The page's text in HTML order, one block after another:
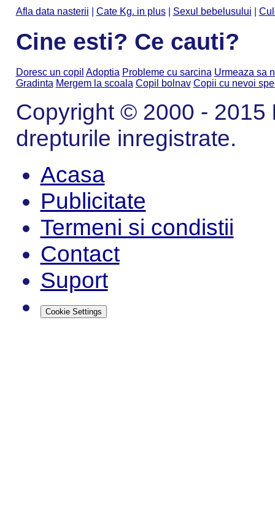
Afla data nasterii Cate Kg. in plus| Sexul bebelusului
Cine esti? Ce cauti?
Doresc un copil Adoptia Probleme cu sarcina Urmeaza sa
Gradinta Mergem la scoala Copil bolnav Copii cu nevoi
Copyright © 2000 - 2015
drepturile inregistrate.
Acasa
Publicitate
Termeni si condistii
Contact
Suport
Cookie Settings